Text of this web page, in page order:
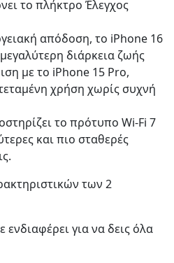
το πλήκτρο Έλεγχος
απόδοση, το iPhone 16
διάρκεια ζωής
με το iPhone 15 Pro,
χρήση χωρίς συχνή
το πρότυπο Wi-Fi 7
και πιο σταθερές
των 2
για να δεις όλα